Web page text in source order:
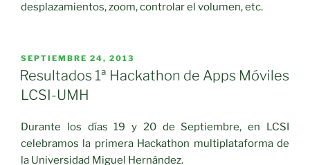
desplazamientos, zoom, controlar el volumen, etc.
PUBLICADO
EL
SEPTIEMBRE 24, 2013
Resultados 1ª Hackathon de Apps Móviles
LCSI-UMH
Durante los días 19 y 20 de Septiembre, en LCSI
celebramos la primera Hackathon multiplataforma de
la Universidad Miguel Hernández.